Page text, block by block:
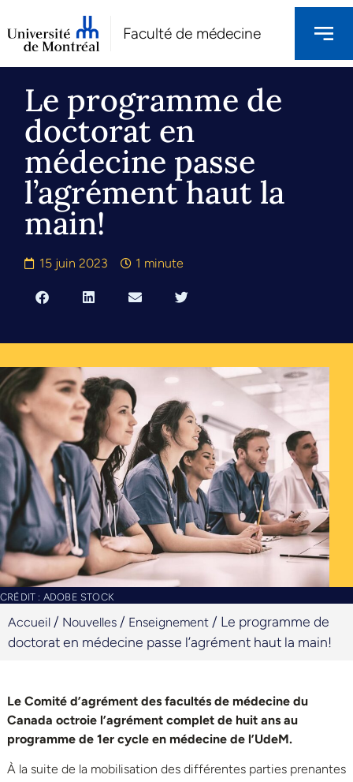
Faculté de médecine
Le programme de
doctorat en
médecine passe
l’agrément haut la
main!
15 juin 2023 1 minute
CRÉDIT : ADOBE STOCK
Accueil / Nouvelles / Enseignement / Le programme de
doctorat en médecine passe l’agrément haut la main!
Le Comité d’agrément des facultés de médecine du
Canada octroie l’agrément complet de huit ans au
programme de 1er cycle en médecine de l’UdeM.
À la suite de la mobilisation des différentes parties prenantes